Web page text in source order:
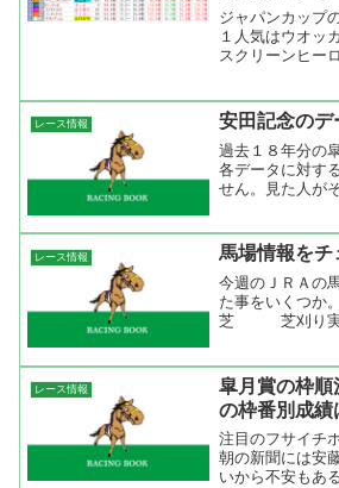
１倍
ジャパンカップ
１人気はウオッ
スクリーンヒー
以下は混戦。明
ロー、コンデュ
レース情報 安田記念のデ
過去１８年分の
各データに対す
せん。見た人が
ます。
レース情報 馬場情報をチ
今週のＪＲＡの
た事をいく
芝 芝刈り実施
ス ダート 砂
倉競馬場
レース情報
皐月賞の枠
の枠番別成績
注目のフサイチ
朝の新聞には安
いから不安もあ